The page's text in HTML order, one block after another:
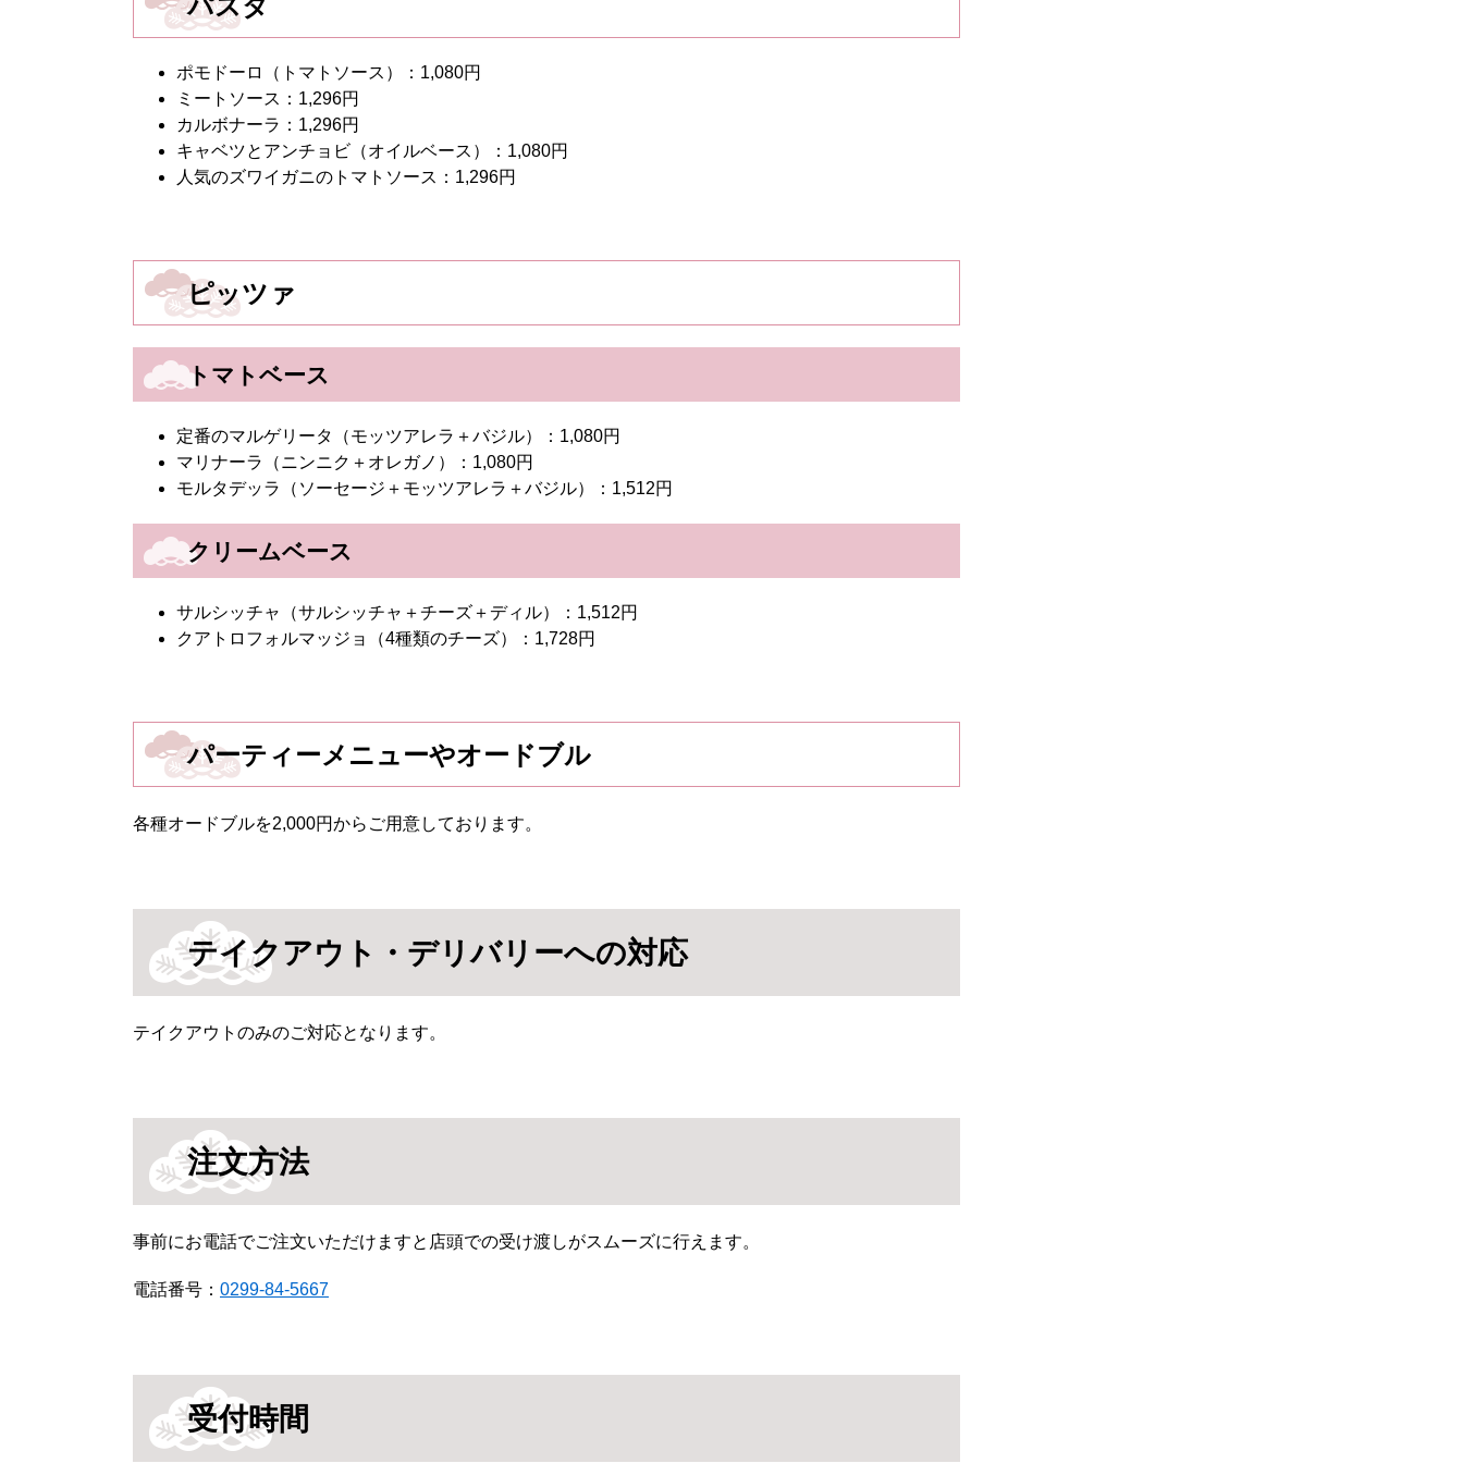
ポモドーロ（トマトソース）：1,080円
ミートソース：1,296円
カルボナーラ：1,296円
キャベツとアンチョビ（オイルベース）：1,080円
人気のズワイガニのトマトソース：1,296円
ピッツァ
トマトベース
定番のマルゲリータ（モッツアレラ＋バジル）：1,080円
マリナーラ（ニンニク＋オレガノ）：1,080円
モルタデッラ（ソーセージ＋モッツアレラ＋バジル）：1,512円
クリームベース
サルシッチャ（サルシッチャ＋チーズ＋ディル）：1,512円
クアトロフォルマッジョ（4種類のチーズ）：1,728円
パーティーメニューやオードブル
各種オードブルを2,000円からご用意しております。
テイクアウト・デリバリーへの対応
テイクアウトのみのご対応となります。
注文方法
事前にお電話でご注文いただけますと店頭での受け渡しがスムーズに行えます。
電話番号： 0299-84-5667
受付時間